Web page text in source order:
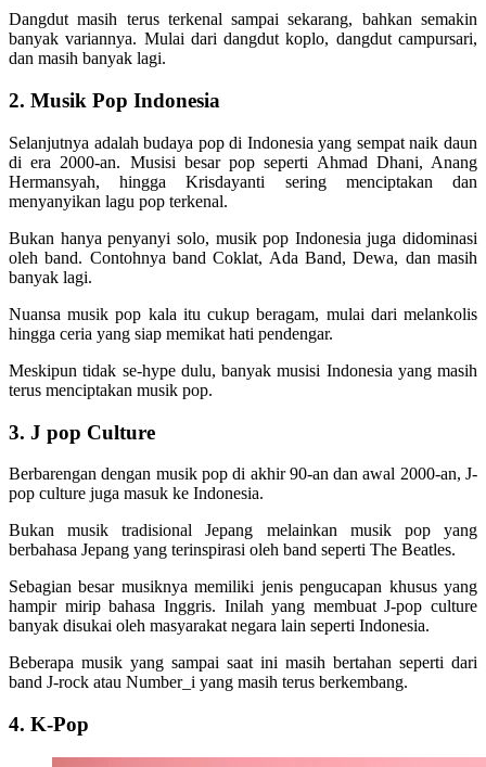
Dangdut masih terus terkenal sampai sekarang, bahkan semakin
banyak variannya. Mulai dari dangdut koplo, dangdut campursari,
dan masih banyak lagi.
2. Musik Pop Indonesia
Selanjutnya adalah budaya pop di Indonesia yang sempat naik daun
di era 2000-an. Musisi besar pop seperti Ahmad Dhani, Anang
Hermansyah, hingga Krisdayanti sering menciptakan dan
menyanyikan lagu pop terkenal.
Bukan hanya penyanyi solo, musik pop Indonesia juga didominasi
oleh band. Contohnya band Coklat, Ada Band, Dewa, dan masih
banyak lagi.
Nuansa musik pop kala itu cukup beragam, mulai dari melankolis
hingga ceria yang siap memikat hati pendengar.
Meskipun tidak se-hype dulu, banyak musisi Indonesia yang masih
terus menciptakan musik pop.
3. J pop Culture
Berbarengan dengan musik pop di akhir 90-an dan awal 2000-an, J-
pop culture juga masuk ke Indonesia.
Bukan musik tradisional Jepang melainkan musik pop yang
berbahasa Jepang yang terinspirasi oleh band seperti The Beatles.
Sebagian besar musiknya memiliki jenis pengucapan khusus yang
hampir mirip bahasa Inggris. Inilah yang membuat J-pop culture
banyak disukai oleh masyarakat negara lain seperti Indonesia.
Beberapa musik yang sampai saat ini masih bertahan seperti dari
band J-rock atau Number_i yang masih terus berkembang.
4. K-Pop